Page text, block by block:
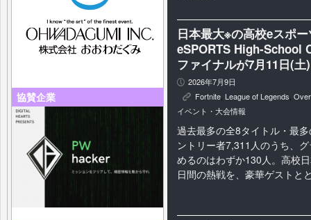
協賛企業
日本最大※の高校eスポ
eSPORTS High-School
ファイナルが7月11日(土
P 2026年7月9日
K Fortnite League of Legends
イベント・大会情報
過去最多の全8タイトル・最
ントリー者7,311人のうち、
めるのはわずか130人。高校
日間の熱戦を、豪華ゲストと